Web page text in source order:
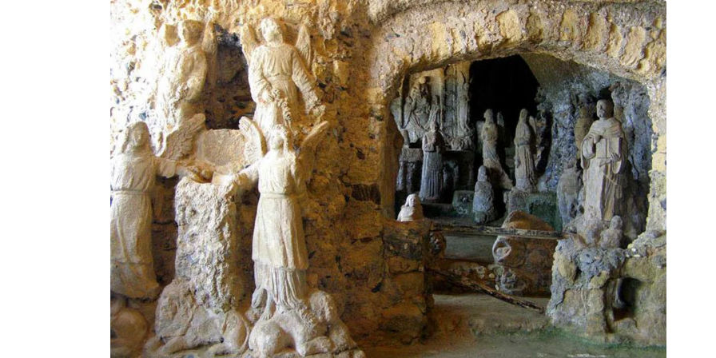
SLC Agrícola(SLCE3) eBrasilAgro(AGRO3) – empresas do agronegócio, com
potencial de aumento na demanda chinesa por grãos brasileiros, caso ocorra uma
nova rodada de tarifas americanas sobre produtos chineses.
Gerdau(GGBR4) – a siderúrgica, com operações relevantes nos EUA, poderia ver
uma valorização no preço do aço devido a tarifas sobre produtos chineses,
elevando a demanda local.
Braskem(BRKM5) – no setor petroquímico, a empresa pode ser beneficiada por um
dólar mais forte, uma vez que suas receitas são em dólares e parte dos custos em
reais.
Para o Morgan Stanley, a reeleição de Trump pode trazer incertezas adicionais para o
Brasil. Os analistas concordam que Trump tem uma abordagem mais protecionista em
relação ao comércio, o que pode resultar em uma pressão negativa sobre as relações
comerciais e financeiras com os EUA.